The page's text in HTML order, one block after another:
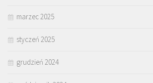
marzec 2025
styczeń 2025
grudzień 2024